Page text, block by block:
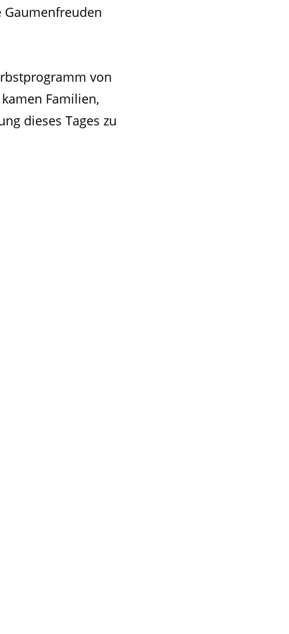
Gaumenfreuden
von
Familien,
dieses Tages zu